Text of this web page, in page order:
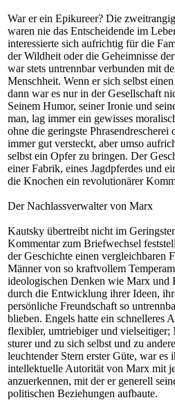
War er ein Epikureer? Die
waren nie das Entscheidende im
interessierte sich aufrichtig für die
der Wildheit oder die Geheimnisse
war stets untrennbar verbunden mit
Menschheit. Wenn er sich selbst
dann war es nur in der Gesellschaft
Seinem Humor, seiner Ironie und
man, lag immer ein gewisses
ohne die geringste Phrasendrescherei
immer gut versteckt, aber umso
selbst ein Opfer zu bringen. Der
einer Fabrik, eines Jagdpferdes und
die Knochen ein revolutionärer
Der Nachlassverwalter von Marx
Kautsky übertreibt nicht im
Kommentar zum Briefwechsel
der Geschichte einen vergleichbaren
Männer von so kraftvollem
ideologischen Denken wie Marx und
durch die Entwicklung ihrer Ideen,
persönliche Freundschaft so
blieben. Engels hatte ein schnelleres
flexibler, umtriebiger und vielseitiger;
sturer und zu sich selbst und zu
leuchtender Stern erster Güte, war
intellektuelle Autorität von Marx mit
anzuerkennen, mit der er generell
politischen Beziehungen aufbaute.